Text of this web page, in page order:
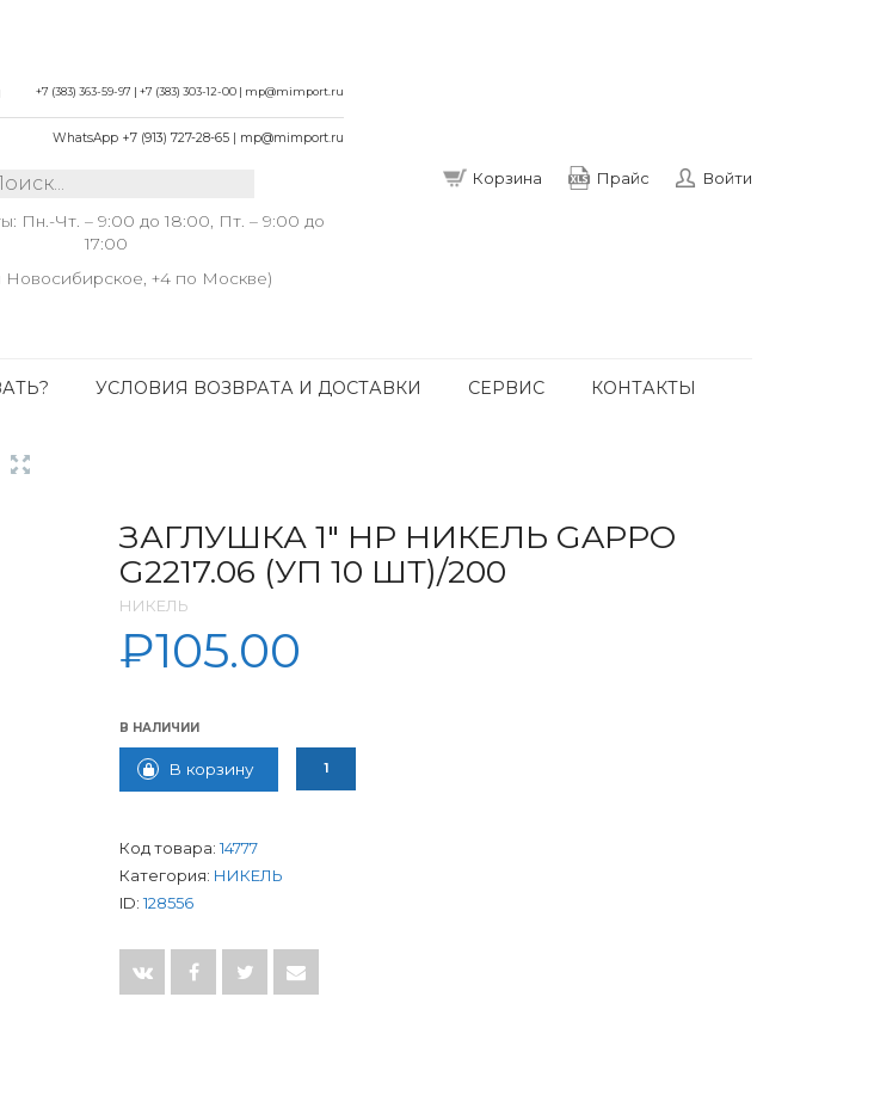
+7 (383) 363-59-97 | +7 (383) 303-12-00 | mp@mimport.ru
WhatsApp +7 (913) 727-28-65 | mp@mimport.ru
Пн.-Чт. – 9:00 до 18:00, Пт. – 9:00 до
17:00
Новосибирское, +4 по Москве)
Корзина Прайс Войти
УСЛОВИЯ ВОЗВРАТА И ДОСТАВКИ СЕРВИС КОНТАКТЫ
ЗАГЛУШКА 1″ НР НИКЕЛЬ GAPPO
G2217.06 (УП 10 ШТ)/200
НИКЕЛЬ
₽105.00
В НАЛИЧИИ
В корзину
Код товара: 14777
Категория: НИКЕЛЬ
ID: 128556